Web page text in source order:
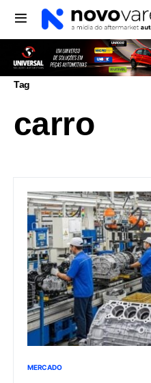
Tag
carro
MERCADO